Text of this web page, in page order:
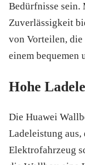
Bedürfnisse
Zuverlässigkeit
von Vorteilen, die
einem bequemen
Hohe
Die Huawei
Ladeleistung
Elektrofahrzeug